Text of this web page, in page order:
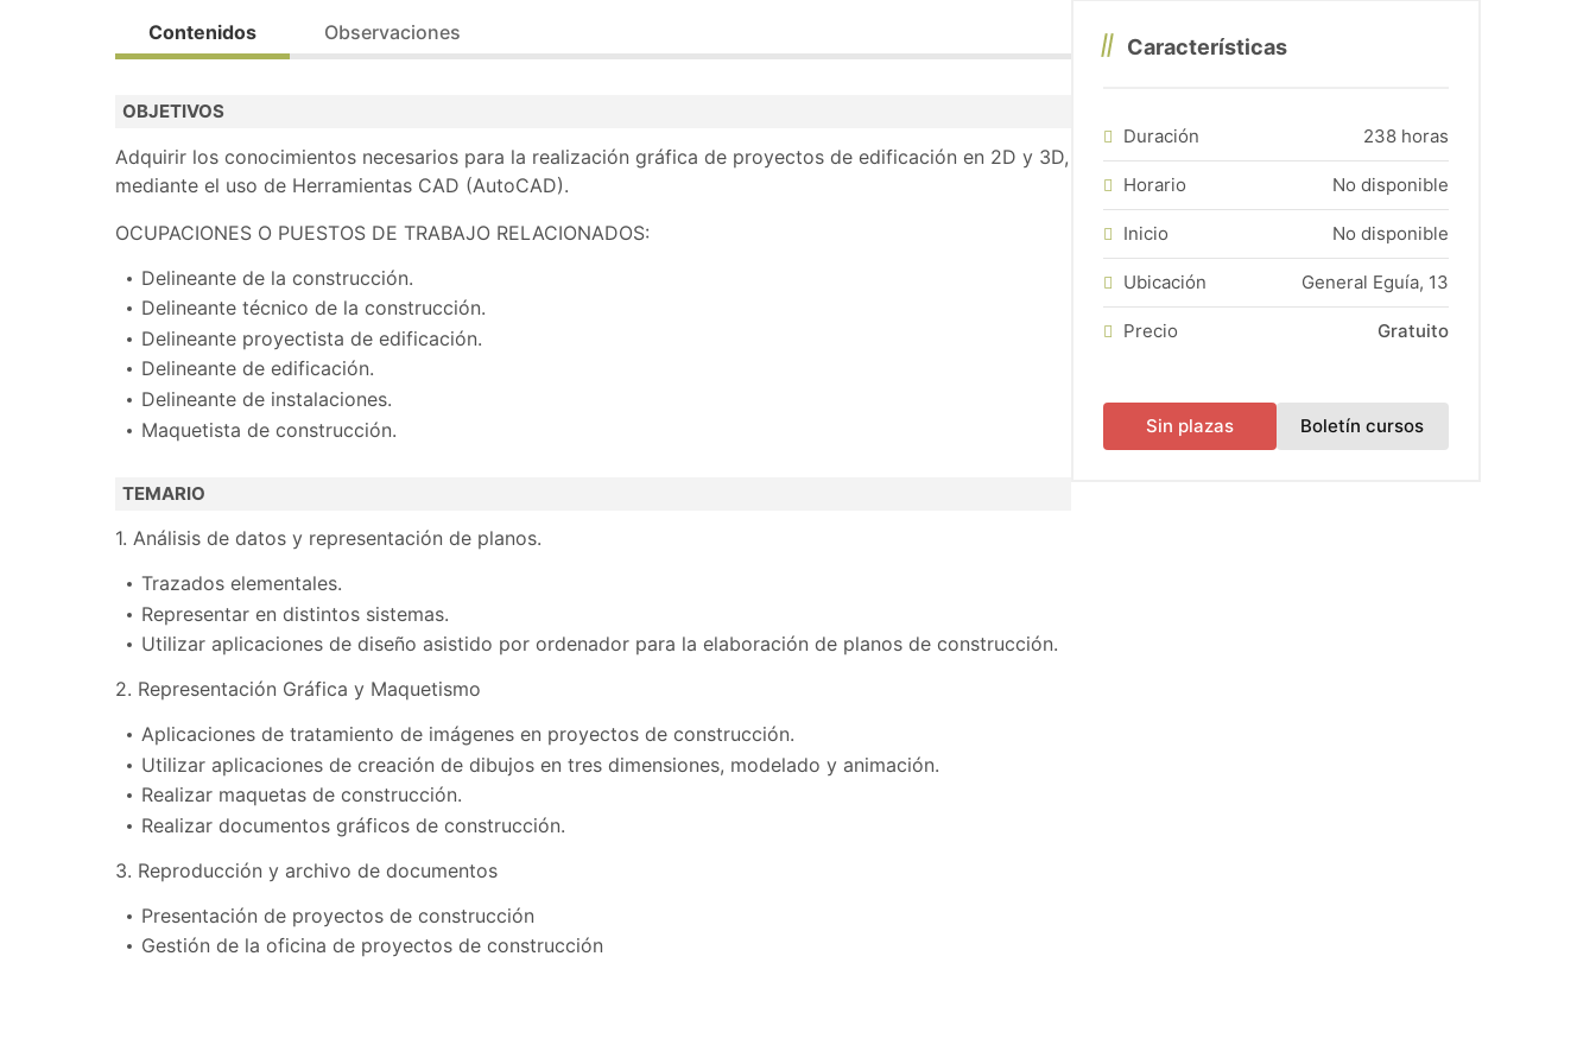
Características
Duración 238 horas
Horario No disponible
Inicio No disponible
Ubicación General Eguía, 13
Precio Gratuito
Sin plazas Boletín cursos(abre en una
Contenidos
OBJETIVOS
Adquirir los conocimientos necesarios para la realización gráfica de proyectos de edificación en 2D y 3D,
mediante el uso de Herramientas CAD (AutoCAD).
OCUPACIONES O PUESTOS DE TRABAJO RELACIONADOS:
Delineante de la construcción.
Delineante técnico de la construcción.
Delineante proyectista de edificación.
Delineante de edificación.
Delineante de instalaciones.
Maquetista de construcción.
TEMARIO
1. Análisis de datos y representación de planos.
Trazados elementales.
Representar en distintos sistemas.
Utilizar aplicaciones de diseño asistido por ordenador para la elaboración de planos de construcción.
2. Representación Gráfica y Maquetismo
Aplicaciones de tratamiento de imágenes en proyectos de construcción.
Utilizar aplicaciones de creación de dibujos en tres dimensiones, modelado y animación.
Realizar maquetas de construcción.
Realizar documentos gráficos de construcción.
3. Reproducción y archivo de documentos
Presentación de proyectos de construcción
Gestión de la oficina de proyectos de construcción
Observaciones
Prioritario para personasdesempleadas
Bolsa de trabajo.
Realiza la preinscripción y contactaremos contigo.